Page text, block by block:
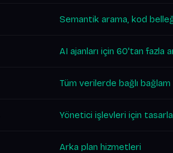
Semantik arama, kod
AI ajanları için 60'tan fazla
Tüm verilerde bağlı bağlam
Yönetici işlevleri için
Arka plan hizmetleri